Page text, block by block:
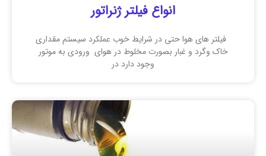
انواع فیلتر ژنراتور
فیلتر های هوا حتی در شرایط خوب عملکرد سیستم مقداری
خاک وگرد و غبار بصورت مخلوط در هوای ورودی به موتور
وجود دارد در